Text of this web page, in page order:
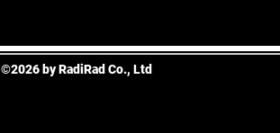
©2026 by RadiRad Co., Ltd